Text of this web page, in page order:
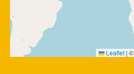
Leaflet | ©